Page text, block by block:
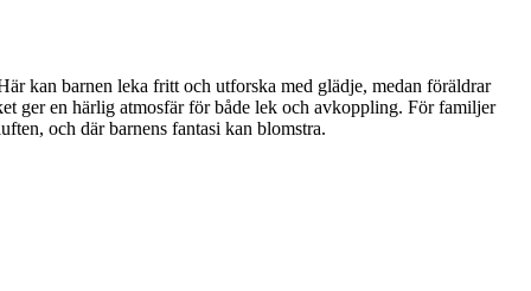
kan barnen leka fritt och utforska med glädje, medan föräldrar
ger en härlig atmosfär för både lek och avkoppling. För familjer
och där barnens fantasi kan blomstra.